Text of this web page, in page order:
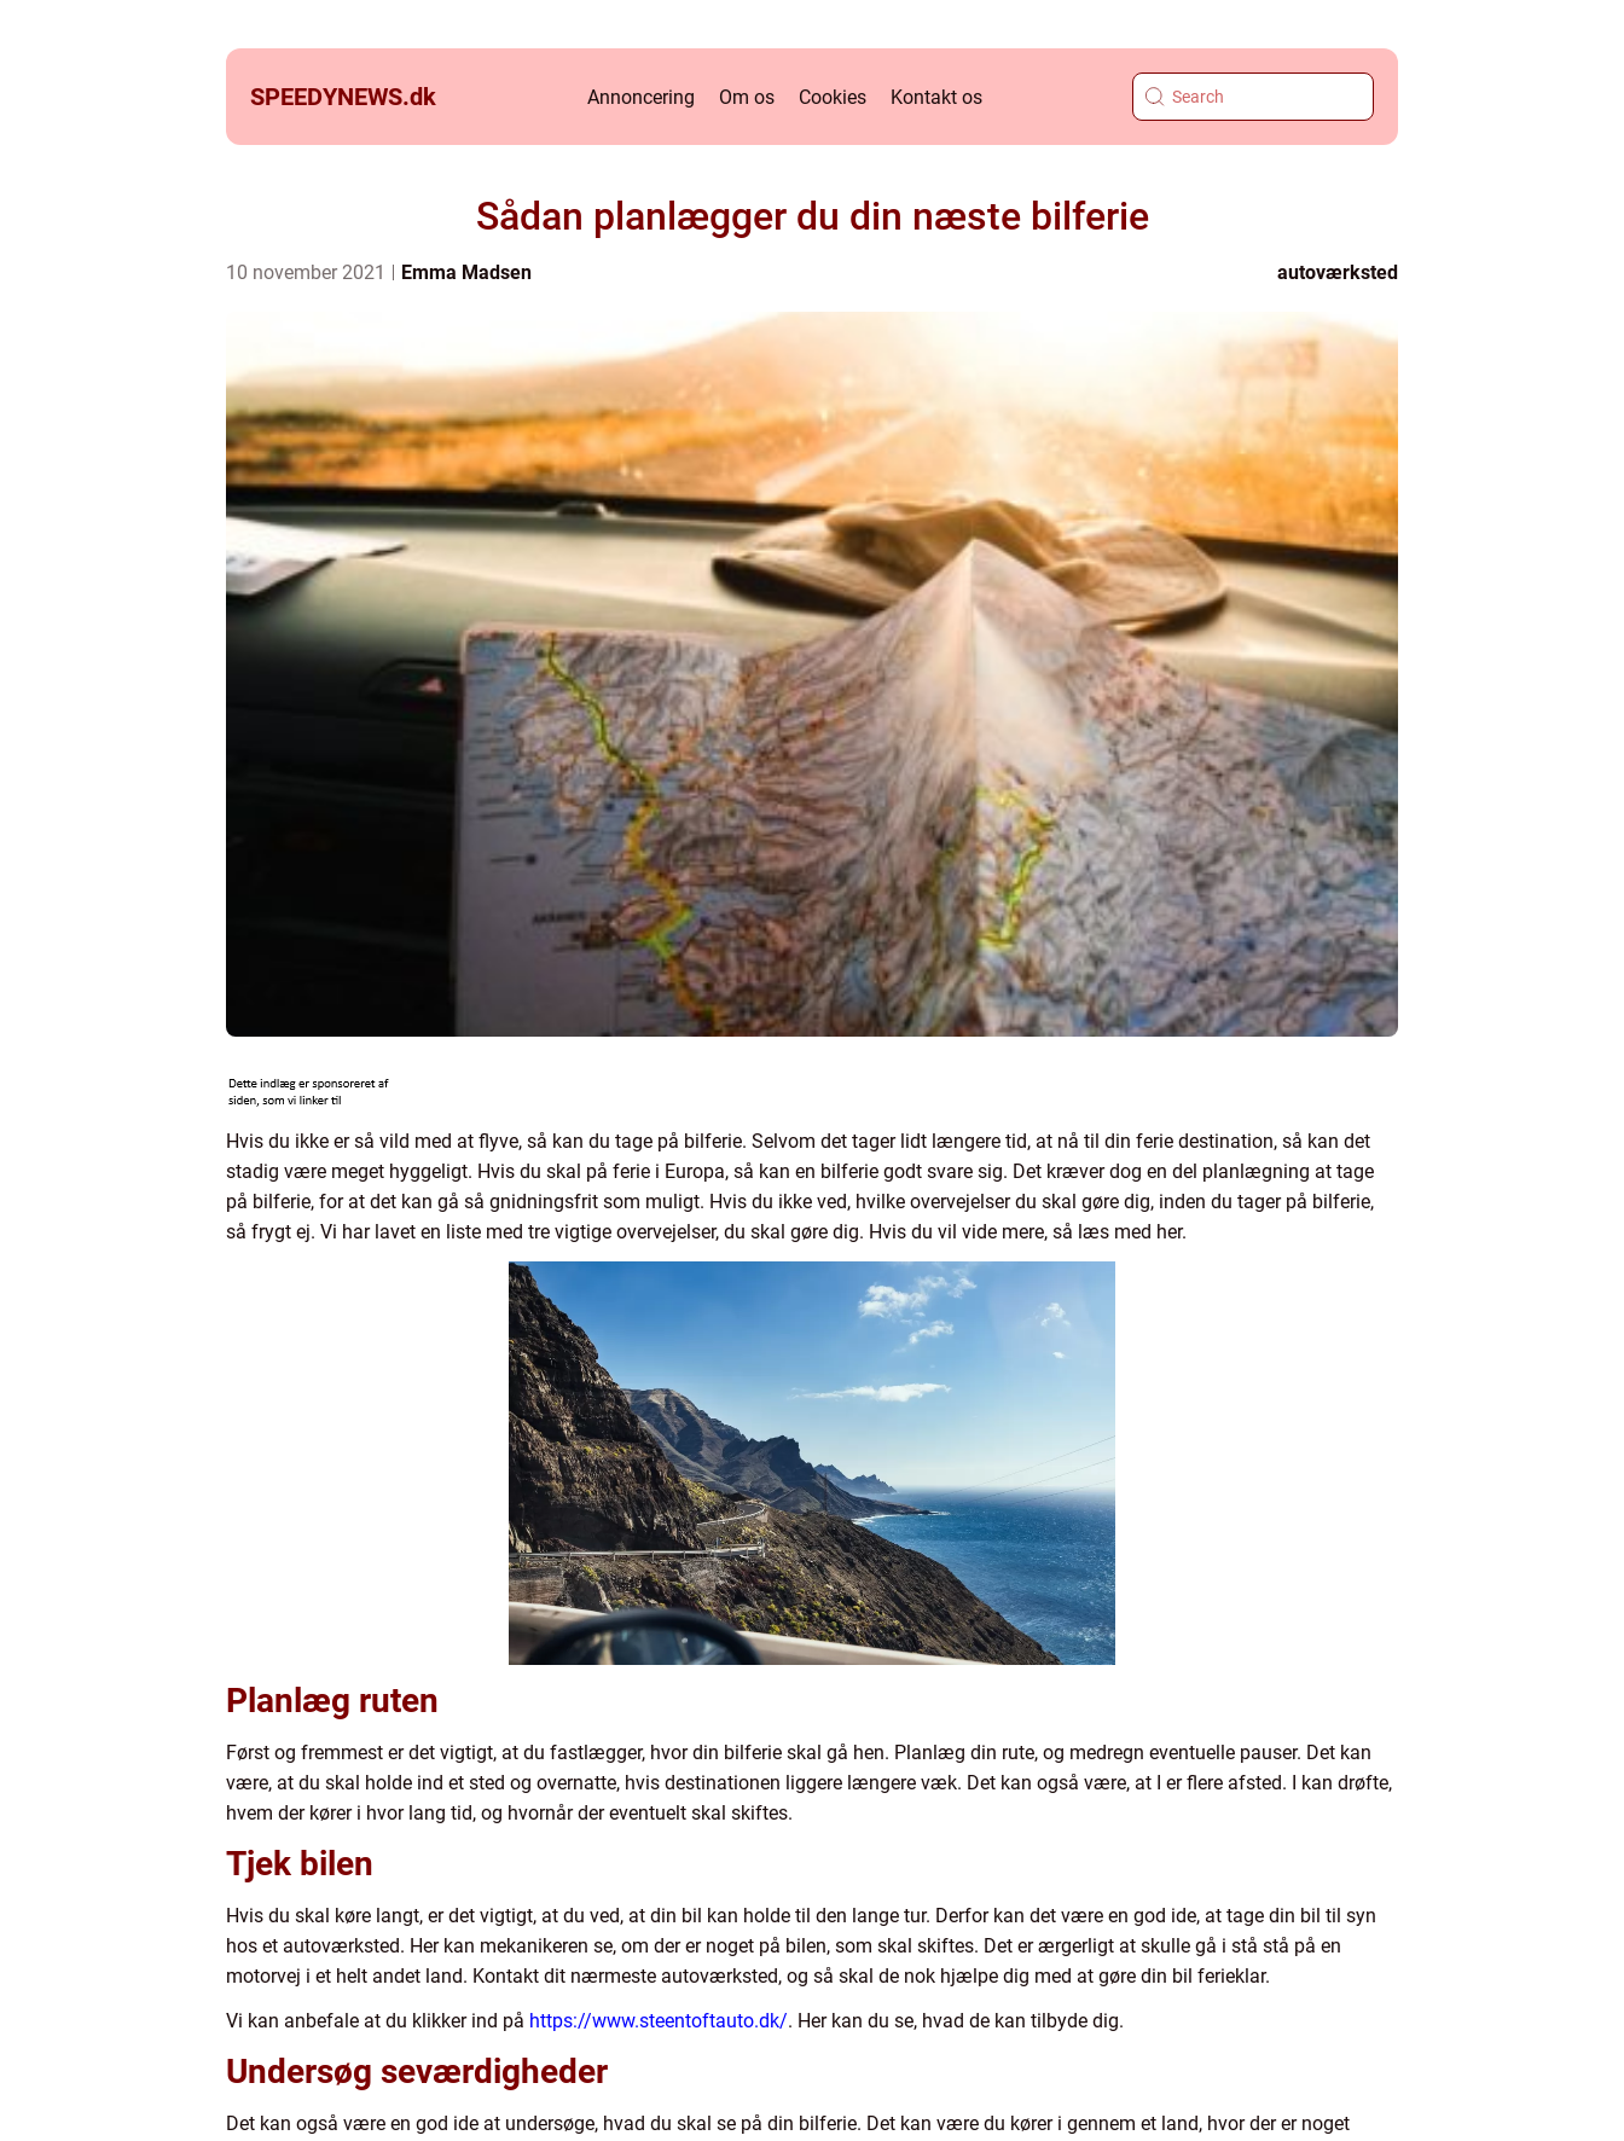
SPEEDYNEWS.dk Annoncering Om os Cookies Kontakt os
Sådan planlægger du din næste bilferie
10 november 2021 Emma Madsen autoværksted
Hvis du ikke er så vild med at flyve, så kan du tage på bilferie. Selvom det tager lidt længere tid, at nå til din ferie destination, så kan det
stadig være meget hyggeligt. Hvis du skal på ferie i Europa, så kan en bilferie godt svare sig. Det kræver dog en del planlægning at tage
på bilferie, for at det kan gå så gnidningsfrit som muligt. Hvis du ikke ved, hvilke overvejelser du skal gøre dig, inden du tager på bilferie,
så frygt ej. Vi har lavet en liste med tre vigtige overvejelser, du skal gøre dig. Hvis du vil vide mere, så læs med her.
Planlæg ruten
Først og fremmest er det vigtigt, at du fastlægger, hvor din bilferie skal gå hen. Planlæg din rute, og medregn eventuelle pauser. Det kan
være, at du skal holde ind et sted og overnatte, hvis destinationen liggere længere væk. Det kan også være, at I er flere afsted. I kan drøfte,
hvem der kører i hvor lang tid, og hvornår der eventuelt skal skiftes.
Tjek bilen
Hvis du skal køre langt, er det vigtigt, at du ved, at din bil kan holde til den lange tur. Derfor kan det være en god ide, at tage din bil til syn
hos et autoværksted. Her kan mekanikeren se, om der er noget på bilen, som skal skiftes. Det er ærgerligt at skulle gå i stå stå på en
motorvej i et helt andet land. Kontakt dit nærmeste autoværksted, og så skal de nok hjælpe dig med at gøre din bil ferieklar.
Vi kan anbefale at du klikker ind på https://www.steentoftauto.dk/. Her kan du se, hvad de kan tilbyde dig.
Undersøg seværdigheder
Det kan også være en god ide at undersøge, hvad du skal se på din bilferie. Det kan være du kører i gennem et land, hvor der er noget